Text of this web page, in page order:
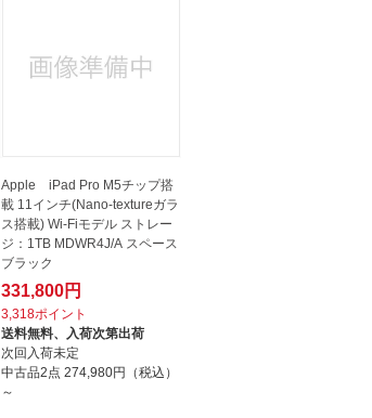
Apple iPad Pro M5チップ搭
載 11インチ(Nano-textureガラ
ス搭載) Wi-Fiモデル ストレー
ジ：1TB MDWR4J/A スペース
ブラック
331,800円
3,318ポイント
送料無料、
入荷次第出荷
次回入荷未定
中古品2点 274,980円（税込）
～